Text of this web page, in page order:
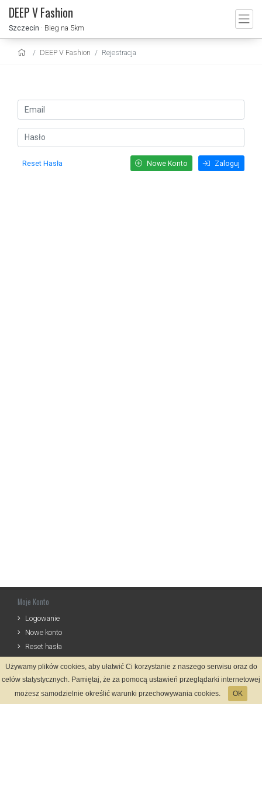
DEEP V Fashion
Szczecin · Bieg na 5km
DEEP V Fashion Rejestracja
Zaloguj
Nowe Konto
Reset Hasła
Moje Konto
Logowanie
Nowe konto
Reset hasła
Informacje
Regulamin
Używamy plików cookies, aby ułatwić Ci korzystanie z naszego serwisu oraz do
celów statystycznych. Pamiętaj, że za pomocą ustawień przeglądarki internetowej
możesz samodzielnie określić warunki przechowywania cookies.
OK